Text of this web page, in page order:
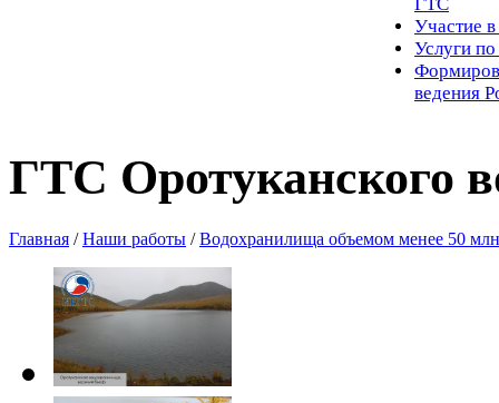
Участие
Услуги
ведения
ГТС Оротуканского
Главная / Наши работы / Водохранилища объемом менее 50